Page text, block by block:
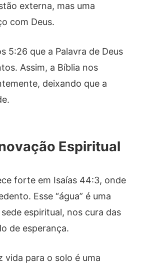
externa, mas uma
com Deus.
5:26 que a Palavra de Deus
Assim, a Bíblia nos
deixando que a
Espiritual
forte em Isaías 44:3, onde
Esse “água” é uma
espiritual, nos cura das
de esperança.
vida para o solo é uma